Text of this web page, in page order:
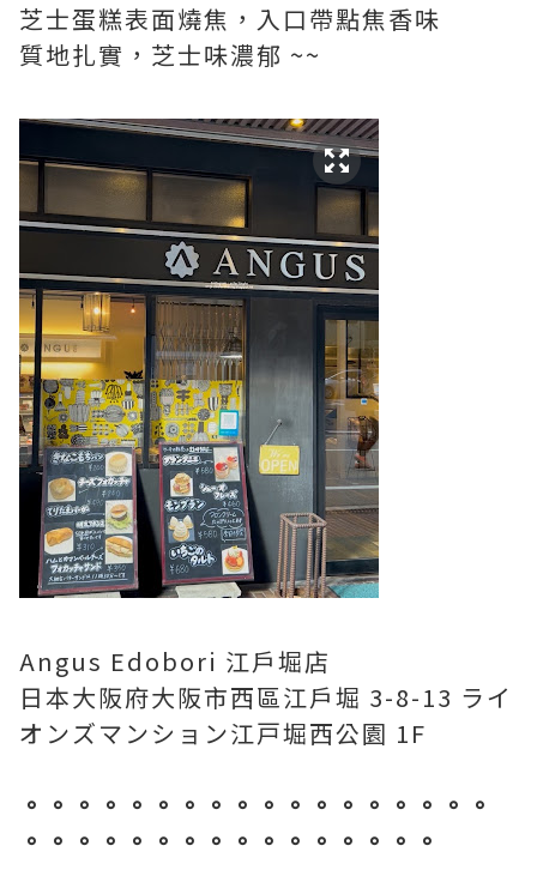
芝士蛋糕表面燒焦，入口帶點焦香味
質地扎實，芝士味濃郁 ~~
Angus Edobori 江戶堀店
日本大阪府大阪市西區江戶堀 3-8-13 ライ
オンズマンション江戸堀西公園 1F
。。。。。。。。。。。。。。。。。。
。。。。。。。。。。。。。。。。